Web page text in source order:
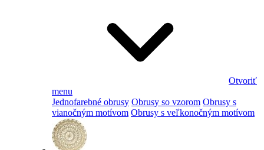
Otvoriť
menu
Jednofarebné obrusy Obrusy so vzorom Obrusy s
vianočným motívom Obrusy s veľkonočným motívom